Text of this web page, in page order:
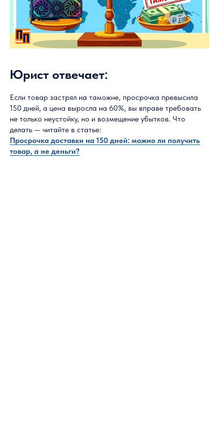
Юрист отвечает:
Если товар застрял на таможне, просрочка превысила
150 дней, а цена выросла на 60%, вы вправе требовать
не только неустойку, но и возмещение убытков. Что
делать — читайте в статье:
Просрочка доставки на 150 дней: можно ли получить
товар, а не деньги?